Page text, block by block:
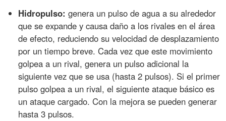
Hidropulso: genera un pulso de agua a su alrededor
que se expande y causa daño a los rivales en el área
de efecto, reduciendo su velocidad de desplazamiento
por un tiempo breve. Cada vez que este movimiento
golpea a un rival, genera un pulso adicional la
siguiente vez que se usa (hasta 2 pulsos). Si el primer
pulso golpea a un rival, el siguiente ataque básico es
un ataque cargado. Con la mejora se pueden generar
hasta 3 pulsos.